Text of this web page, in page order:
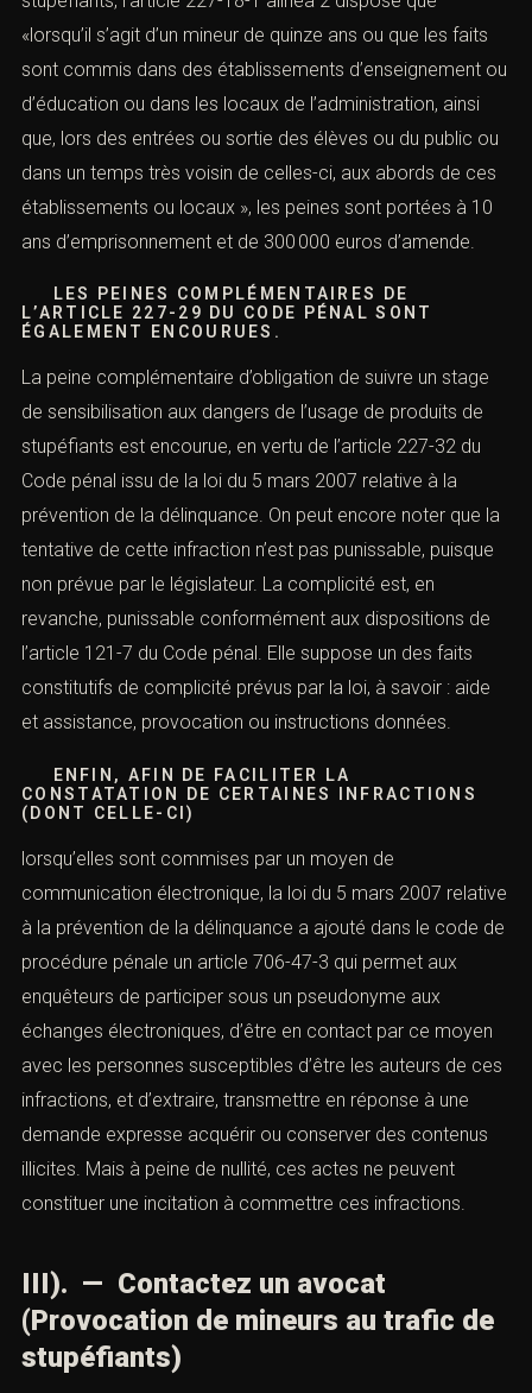
«lorsqu’il s’agit d’un mineur de quinze ans ou que les faits
sont commis dans des établissements d’enseignement ou
d’éducation ou dans les locaux de l’administration, ainsi
que, lors des entrées ou sortie des élèves ou du public ou
dans un temps très voisin de celles-ci, aux abords de ces
établissements ou locaux », les peines sont portées à 10
ans d’emprisonnement et de 300 000 euros d’amende.
LES PEINES COMPLÉMENTAIRES DE
L’ARTICLE 227-29 DU CODE PÉNAL SONT
ÉGALEMENT ENCOURUES.
La peine complémentaire d’obligation de suivre un stage
de sensibilisation aux dangers de l’usage de produits de
stupéfiants est encourue, en vertu de l’article 227-32 du
Code pénal issu de la loi du 5 mars 2007 relative à la
prévention de la délinquance. On peut encore noter que la
tentative de cette infraction n’est pas punissable, puisque
non prévue par le législateur. La complicité est, en
revanche, punissable conformément aux dispositions de
l’article 121-7 du Code pénal . Elle suppose un des faits
constitutifs de complicité prévus par la loi, à savoir : aide
et assistance, provocation ou instructions données.
ENFIN, AFIN DE FACILITER LA
CONSTATATION DE CERTAINES INFRACTIONS
(DONT CELLE-CI)
lorsqu’elles sont commises par un moyen de
communication électronique, la loi du 5 mars 2007 relative
à la prévention de la délinquance a ajouté dans le code de
procédure pénale un article 706-47-3 qui permet aux
enquêteurs de participer sous un pseudonyme aux
échanges électroniques, d’être en contact par ce moyen
avec les personnes susceptibles d’être les auteurs de ces
infractions, et d’extraire, transmettre en réponse à une
demande expresse acquérir ou conserver des contenus
illicites. Mais à peine de nullité, ces actes ne peuvent
constituer une incitation à commettre ces infractions.
III). — Contactez un avocat
(Provocation de mineurs au trafic de
stupéfiants)